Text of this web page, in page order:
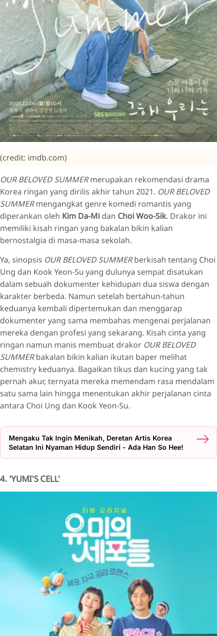
(credit: imdb.com)
OUR BELOVED SUMMERmerupakan rekomendasi drama
Korea ringan yang dirilis akhir tahun 2021. OUR BELOVED
SUMMERmengangkat genre komedi romantis yang
diperankan oleh Kim Da-Mi dan Choi Woo-Sik. Drakor ini
memiliki kisah ringan yang bakalan bikin kalian
bernostalgia di masa-masa sekolah.
Ya, sinopsis OUR BELOVED SUMMERberkisah tentang Choi
Ung dan Kook Yeon-Su yang dulunya sempat disatukan
dalam sebuah dokumenter kehidupan dua siswa dengan
karakter berbeda. Namun setelah bertahun-tahun
keduanya kembali dipertemukan dan menggarap
dokumenter yang sama membahas mengenai perjalanan
mereka dengan profesi yang sekarang. Kisah cinta yang
ringan namun manis membuat drakor OUR BELOVED
SUMMERbakalan bikin kalian ikutan baper melihat
chemistry keduanya. Bagaikan tikus dan kucing yang tak
pernah akur, ternyata mereka memendam rasa mendalam
satu sama lain hingga menentukan akhir perjalanan cinta
antara Choi Ung dan Kook Yeon-Su.
Mengaku Tak Ingin Menikah, Deretan Artis Korea
Selatan Ini Nyaman Hidup Sendiri - Ada Han So Hee!
4. 'YUMI'S CELL'